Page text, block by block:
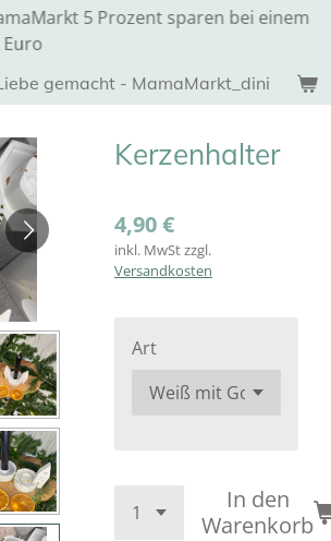
gemacht - MamaMarkt_dini
5 Prozent sparen bei einem
Kerzenhalter
4,90 €
inkl. MwSt zzgl.
Versandkosten
Art
In den
Warenkorb